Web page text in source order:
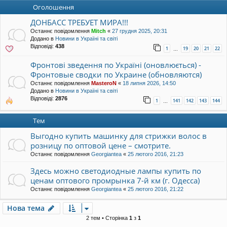
Оголошення
ДОНБАСС ТРЕБУЕТ МИРА!!!
Останнє повідомлення Mitch « 27 грудня 2025, 20:31
Додано в Новини в Україні та світі
Відповіді: 438 1 … 19 20 21 22
Фронтові зведення по Україні (оновлюється) -
Фронтовые сводки по Украине (обновляются)
Останнє повідомлення MasteroN « 18 липня 2026, 14:50
Додано в Новини в Україні та світі
Відповіді: 2876 1 … 141 142 143 144
Тем
Выгодно купить машинку для стрижки волос в
розницу по оптовой цене – смотрите.
Останнє повідомлення Georgiantea « 25 лютого 2016, 21:23
Здесь можно светодиодные лампы купить по
ценам оптового промрынка 7-й км (г. Одесса)
Останнє повідомлення Georgiantea « 25 лютого 2016, 21:22
Нова тема
2 тем • Сторінка 1 з 1